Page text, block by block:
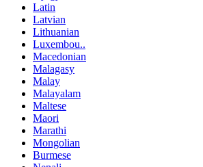
Latin
Latvian
Lithuanian
Luxembou..
Macedonian
Malagasy
Malay
Malayalam
Maltese
Maori
Marathi
Mongolian
Burmese